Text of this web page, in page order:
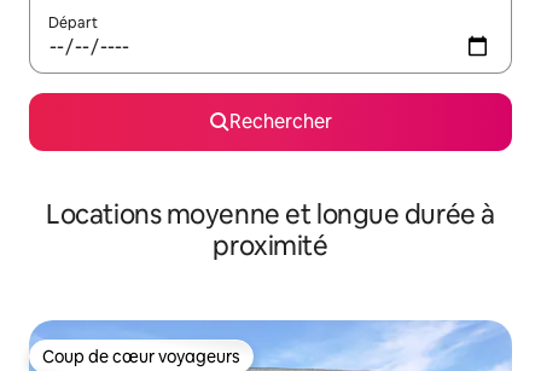
Départ
Rechercher
Locations moyenne et longue durée à
proximité
Coup de cœur voyageurs
Coup de cœur voyageurs